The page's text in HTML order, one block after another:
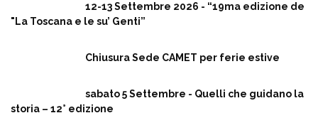
12-13 Settembre 2026 - “19ma edizione de
"La Toscana e le su’ Genti”
Chiusura Sede CAMET per ferie estive
sabato 5 Settembre - Quelli che guidano la
storia – 12° edizione